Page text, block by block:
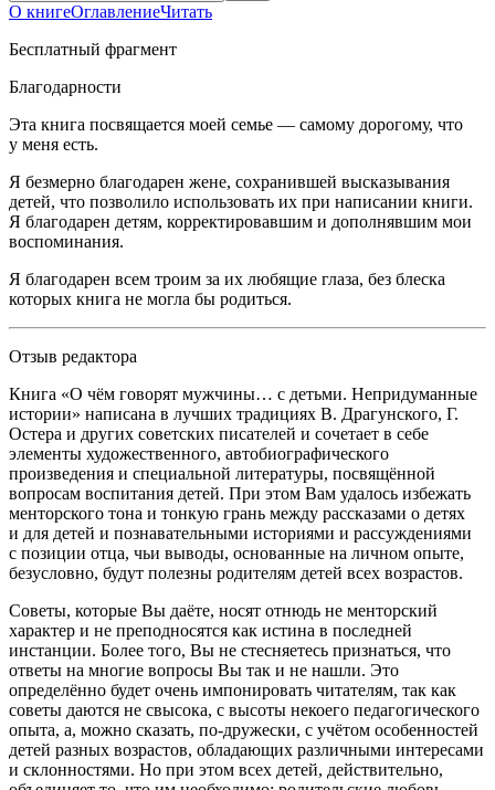
О книгеОглавлениеЧитать
Бесплатный фрагмент
Благодарности
Эта книга посвящается моей семье — самому дорогому, что
у меня есть.
Я безмерно благодарен жене, сохранившей высказывания
детей, что позволило использовать их при написании книги.
Я благодарен детям, корректировавшим и дополнявшим мои
воспоминания.
Я благодарен всем троим за их любящие глаза, без блеска
которых книга не могла бы родиться.
Отзыв редактора
Книга «О чём говорят мужчины… с детьми. Непридуманные
истории» написана в лучших традициях В. Драгунского, Г.
Остера и других советских писателей и сочетает в себе
элементы художественного, автобиографического
произведения и специальной литературы, посвящённой
вопросам воспитания детей. При этом Вам удалось избежать
менторского тона и тонкую грань между рассказами о детях
и для детей и познавательными историями и рассуждениями
с позиции отца, чьи выводы, основанные на личном опыте,
безусловно, будут полезны родителям детей всех возрастов.
Советы, которые Вы даёте, носят отнюдь не менторский
характер и не преподносятся как истина в последней
инстанции. Более того, Вы не стесняетесь признаться, что
ответы на многие вопросы Вы так и не нашли. Это
определённо будет очень импонировать читателям, так как
советы даются не свысока, с высоты некоего педагогического
опыта, а, можно сказать, по-дружески, с учётом особенностей
детей разных возрастов, обладающих различными интересами
и склонностями. Но при этом всех детей, действительно,